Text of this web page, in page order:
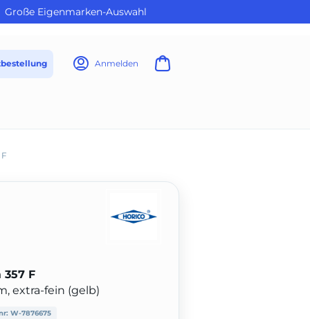
Große Eigenmarken-Auswahl
Anmelden
357 F
extra-fein (gelb)
W-7876675